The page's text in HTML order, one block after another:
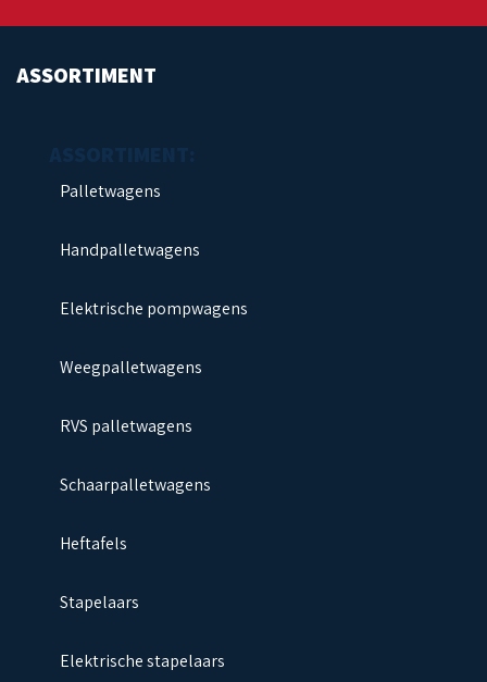
ASSORTIMENT
Palletwagens
Handpalletwagens
Elektrische pompwagens
Weegpalletwagens
RVS palletwagens
Schaarpalletwagens
Heftafels
Stapelaars
Elektrische stapelaars